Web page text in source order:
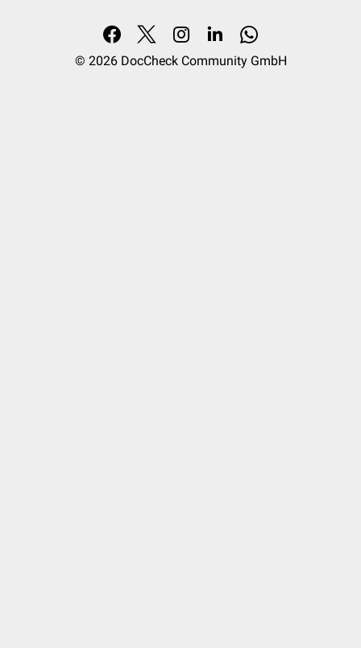
© 2026 DocCheck Community GmbH